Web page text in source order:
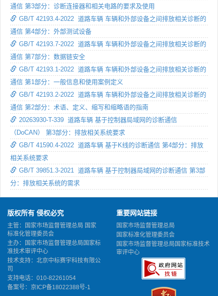
通信 第3部分：诊断连接器和相关电路的要求及使用
GB/T 42193.4-2022 道路车辆 车辆和外部设备之间排放相关诊断的
通信 第4部分：外部测试设备
GB/T 42193.7-2022 道路车辆 车辆和外部设备之间排放相关诊断的
通信 第7部分：数据链安全
GB/T 42193.1-2022 道路车辆 车辆和外部设备之间排放相关诊断的
通信 第1部分：一般信息和使用案例定义
GB/T 42193.2-2022 道路车辆 车辆和外部设备之间排放相关诊断的
通信 第2部分：术语、定义、缩写和缩略语的指南
20263930-T-339 道路车辆 基于控制器局域网的诊断通信
（DoCAN） 第3部分：排放相关系统要求
GB/T 41590.4-2022 道路车辆 基于K线的诊断通信 第4部分：排放
相关系统要求
GB/T 39851.3-2021 道路车辆 基于控制器局域网的诊断通信 第3部
分：排放相关系统的需求
版权所有 侵权必究
主管：国家市场监督管理总局 国家
标准化管理委员会
主办：国家市场监督管理总局国家标
准技术审评中心
技术支持：北京中标赛宇科技有限公
司
支持电话：010-82261054
备案号： 京ICP备18022388号-1
重要网站链接
国家市场监督管理总局
国家标准化管理委员会
国家市场监督管理总局国家标准技术
审评中心